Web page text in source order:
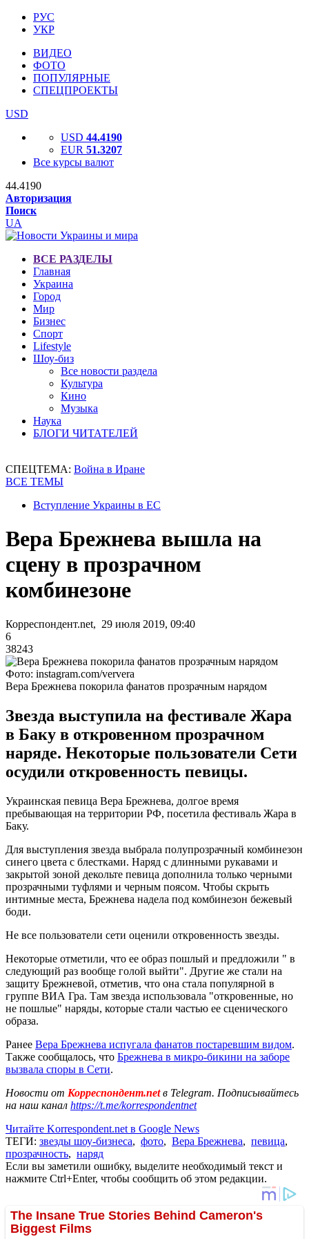
РУС
УКР
ВИДЕО
ФОТО
ПОПУЛЯРНЫЕ
СПЕЦПРОЕКТЫ
USD
USD 44.4190
EUR 51.3207
Все курсы валют
44.4190
Авторизация
Поиск
UA
ВСЕ РАЗДЕЛЫ
Главная
Украина
Город
Мир
Бизнес
Спорт
Lifestyle
Шоу-биз
Все новости раздела
Культура
Кино
Музыка
Наука
БЛОГИ ЧИТАТЕЛЕЙ
СПЕЦТЕМА: Война в Иране
ВСЕ ТЕМЫ
Вступление Украины в ЕС
Вера Брежнева вышла на
сцену в прозрачном
комбинезоне
Корреспондент.net, 29 июля 2019, 09:40
6
38243
Фото: instagram.com/ververa
Вера Брежнева покорила фанатов прозрачным нарядом
Звезда выступила на фестивале Жара
в Баку в откровенном прозрачном
наряде. Некоторые пользователи Сети
осудили откровенность певицы.
Украинская певица Вера Брежнева, долгое время
пребывающая на территории РФ, посетила фестиваль Жара в
Баку.
Для выступления звезда выбрала полупрозрачный комбинезон
синего цвета с блестками. Наряд с длинными рукавами и
закрытой зоной декольте певица дополнила только черными
прозрачными туфлями и черным поясом. Чтобы скрыть
интимные места, Брежнева надела под комбинезон бежевый
боди.
Не все пользователи сети оценили откровенность звезды.
Некоторые отметили, что ее образ пошлый и предложили " в
следующий раз вообще голой выйти". Другие же стали на
защиту Брежневой, отметив, что она стала популярной в
группе ВИА Гра. Там звезда использовала "откровенные, но
не пошлые" наряды, которые стали частью ее сценического
образа.
Ранее Вера Брежнева испугала фанатов постаревшим видом.
Также сообщалось, что Брежнева в микро-бикини на заборе
вызвала споры в Сети.
Новости от Корреспондент.netв Telegram. Подписывайтесь
на наш канал https://t.me/korrespondentnet
Читайте Korrespondent.net в Google News
ТЕГИ: звезды шоу-бизнеса, фото, Вера Брежнева, певица,
прозрачность, наряд
Если вы заметили ошибку, выделите необходимый текст и
нажмите Ctrl+Enter, чтобы сообщить об этом редакции.